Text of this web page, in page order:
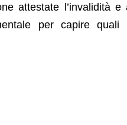
attestate l’invalidità
per capire